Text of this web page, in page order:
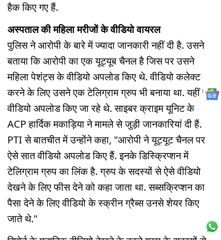
हैक किए गए हैं.
अस्पताल की महिला मरीजों के वीडियो वायरल
पुलिस ने आरोपी के बारे में ज्यादा जानकारी नहीं दी है. उसने
बताया कि आरोपी का एक यूट्यूब चैनल है जिस पर उसने
महिला पेशंट्स के वीडियो अपलोड किए थे. वीडियो कलेक्ट
करने के लिए उसने एक टेलिग्राम ग्रुप भी बनाया था. यहीं से
वीडियो अपलोड किए जा रहे थे. साइबर क्राइम यूनिट के
ACP हार्दिक मकाड़िया ने मामले से जुड़ी जानकारियां दी हैं.
PTI से बातचीत में उन्होंने कहा, "आरोपी ने यूट्यूट चैनल पर
ऐसे सात वीडियो अपलोड किए हैं. इनके डिस्क्रिप्शन में
टेलिग्राम ग्रुप का लिंक है. ग्रुप के सदस्यों से ऐसे वीडियो
देखने के लिए फीस देने को कहा जाता था. सब्सक्रिप्शन का
पैसा देने के लिए वीडियो के स्क्रीन ग्रैब्स उनसे शेयर किए
जाते थे."